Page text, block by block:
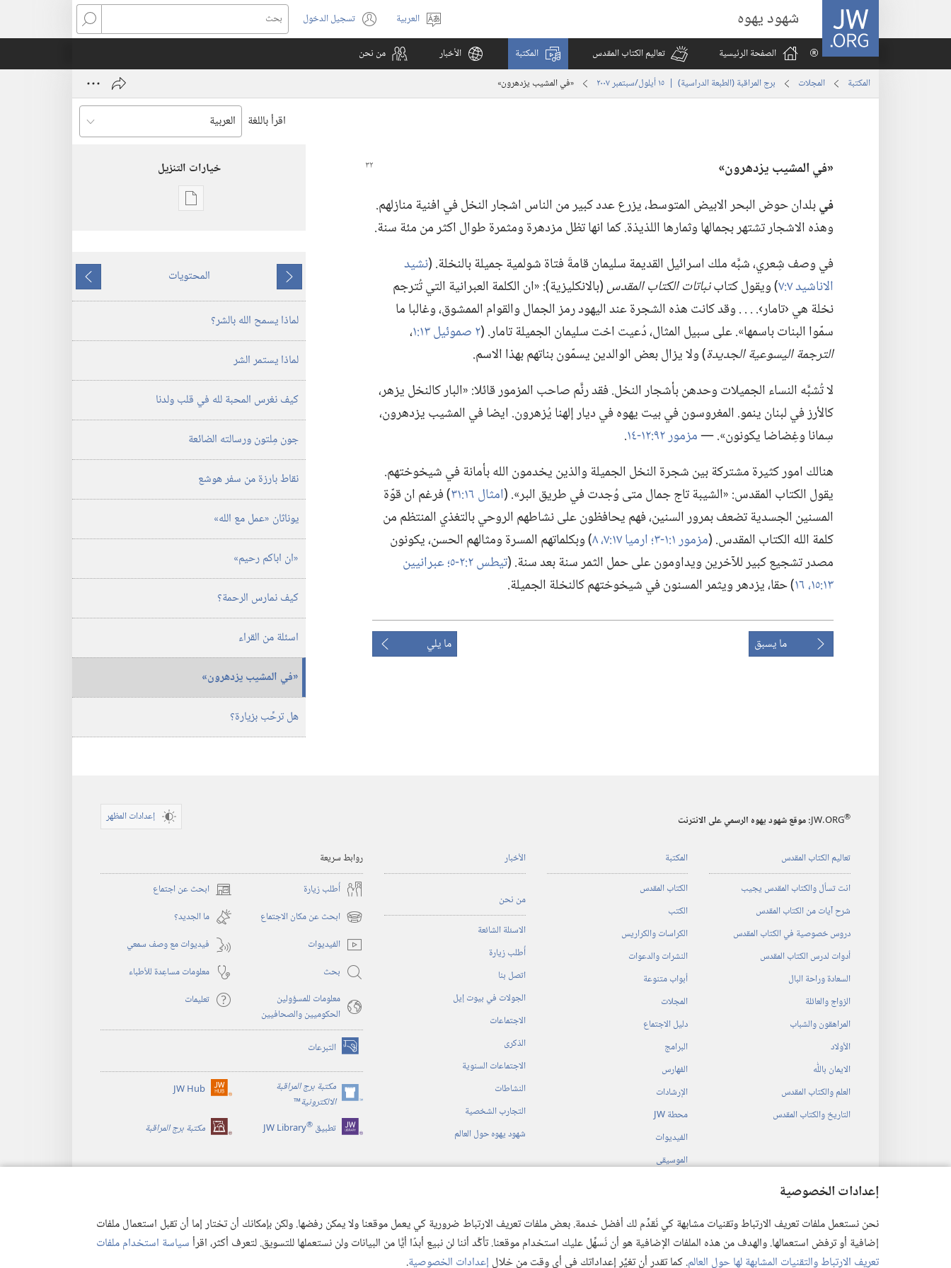
إعدادات الخصوصية
نحن نستعمل ملفات تعريف الارتباط وتقنيات مشابهة كي نُقدِّم لك أفضل خدمة. بعض ملفات تعريف الارتباط ضرورية كي يعمل موقعنا ولا يمكن رفضها. ولكن بإمكانك أن تختار إما أن تقبل استعمال ملفات
إضافية أو ترفض استعمالها. والهدف من هذه الملفات الإضافية هو أن نُسهِّل عليك استخدام موقعنا. تأكَّد أننا لن نبيع أبدًا أيًّا من البيانات ولن نستعملها للتسويق. لتعرف أكثر، اقرأسياسة استخدام ملفات
تعريف الارتباط والتقنيات المشابهة لها حول العالم. كما تقدر أن تغيِّر إعداداتك في أي وقت من خلال إعدادات الخصوصية.
JW.ORG شهود يهوه
اختر
اللغة
العربية تسجيل الدخول
(يفتح
نافذة
بحث
الصفحة الرئيسية
تعاليم الكتاب المقدس المكتبة الأخبار من نحن
المكتبة المجلات برج المراقبة (‏الطبعة الدراسية)‏ | ‏‎١٥‏ ‏‎أيلول/سبتمبر‏ ‎٢٠٠٧ ‏«في المشيب يزدهرون»‏
اقرأ باللغة
‏«‏فيالمشيب يزدهرون»‏
فيبلدان حوض البحر الابيض المتوسط،‏ يزرع عدد كبير من الناس اشجار النخل في افنية منازلهم.‏
وهذه الاشجار تشتهر بجمالها وثمارها اللذيذة.‏ كما انها تظل مزدهرة ومثمرة طوال اكثر من مئة سنة.‏
في وصف شِعري،‏ شبَّه ملك اسرائيل القديمة سليمان قامةَ فتاة شولمية جميلة بالنخلة.‏ (‏نشيد
الاناشيد ٧:‏٧
‏)‏ ويقول كتابنباتات الكتاب المقدس‏(‏بالانكليزية)‏:‏ «ان الكلمة العبرانية التي تُترجم
نخلة هي ‹تامار›.‏ .‏ .‏ .‏ وقد كانت هذه الشجرة عند اليهود رمز الجمال والقوام الممشوق،‏ وغالبا ما
سمّوا البنات باسمها».‏ على سبيل المثال،‏ دُعيت اخت سليمان الجميلة تامار.‏ (‏٢ صموئيل ١٣:‏١
‏،‏
الترجمة اليسوعية الجديدة‏)‏ ولا يزال بعض الوالدين يسمّون بناتهم بهذا الاسم.‏
لا تُشبَّه النساء الجميلات وحدهن بأشجار النخل.‏ فقد رنَّم صاحب المزمور قائلا:‏ «البار كالنخل يزهر،‏
كالأرز في لبنان ينمو.‏ المغروسون في بيت يهوه في ديار إلهنا يُزهرون.‏ ايضا في المشيب يزدهرون،‏
سِمانا وغِضاضا يكونون».‏ —‏مزمور ٩٢:‏١٢-‏١٤
‏.‏
هنالك امور كثيرة مشتركة بين شجرة النخل الجميلة والذين يخدمون الله بأمانة في شيخوختهم.‏
يقول الكتاب المقدس:‏ «الشيبة تاج جمال متى وُجدت في طريق البر».‏ (‏امثال ١٦:‏٣١
‏)‏ فرغم ان قوّة
المسنين الجسدية تضعف بمرور السنين،‏ فهم يحافظون على نشاطهم الروحي بالتغذي المنتظم من
كلمة الله الكتاب المقدس.‏ (‏مزمور ١:‏١-‏٣؛‏ ارميا ١٧:‏٧،‏ ٨
‏)‏ وبكلماتهم المسرة ومثالهم الحسن،‏ يكونون
مصدر تشجيع كبير للآخرين ويداومون على حمل الثمر سنة بعد سنة.‏ (‏تيطس ٢:‏٢-‏٥؛‏
عبرانيين
١٣:‏١٥،‏ ١٦
‏)‏ حقا،‏ يزدهر ويثمر المسنون في شيخوختهم كالنخلة الجميلة.‏
ما يسبق ما يلي
خيارات التنزيل
خيارات
المراقبة
(‏الطبعة
‏‎١٥‏ ‏‎أيلول/
‎٢٠٠٧
ما
يسبق
المحتويات
ما
يلي
لماذا يسمح الله بالشر؟‏
لماذا يستمر الشر
كيف نغرس المحبة لله في قلب ولدنا
جون مِلتون ورسالته الضائعة
نقاط بارزة من سفر هوشع
يوناثان «عمل مع الله»‏
‏«ان اباكم رحيم»‏
كيف نمارس الرحمة؟‏
اسئلة من القراء
‏«في المشيب يزدهرون»‏
هل ترحِّب بزيارة؟‏
JW.ORG® :‏ موقع شهود يهوه الرسمي على الانترنت إعدادات المظهر
تعاليم الكتاب المقدس
انت تسأل والكتاب المقدس يجيب
شرح آيات من الكتاب المقدس
دروس خصوصية في الكتاب المقدس
أدوات لدرس الكتاب المقدس
السعادة وراحة البال
الزواج والعائلة
المراهقون والشباب
الأولاد
الايمان باللّٰه
العلم والكتاب المقدس
التاريخ والكتاب المقدس
المكتبة
الكتاب المقدس
الكتب
الكراسات والكراريس
النشرات والدعوات
أبواب متنوعة
المجلات
دليل الاجتماع
البرامج
الفهارس
الإرشادات
محطة‏ ‏JW
الفيديوات
الموسيقى
الأخبار
من نحن
الاسئلة الشائعة
أُطلب زيارة
اتصل بنا
الجولات في بيوت إيل
الاجتماعات
الذكرى
الاجتماعات السنوية
النشاطات
التجارب الشخصية
شهود يهوه حول العالم
روابط سريعة
أُطلب زيارة
ابحث عن اجتماع (يفتح
نافذة
جديدة)
ابحث عن مكان الاجتماع (يفتح
نافذة
ما الجديد؟‏
الفيديوات
فيديوات مع وصف سمعي
بحث
معلومات مساعِدة للأطباء
معلومات للمسؤولين
الحكوميين والصحافيين
تعليمات
التبرعات (يفتح
نافذة
جديدة) مكتبة برج المراقبة
الالكترونية™
(يفتح
نافذة
جديدة)
JW Hub (يفتح
جديدة)
تطبيق ®
JW Library مكتبة برج المراقبة